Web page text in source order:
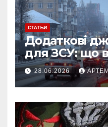
СТАТЬИ
Додаткові
для ЗСУ: що
польових
28.06.2026